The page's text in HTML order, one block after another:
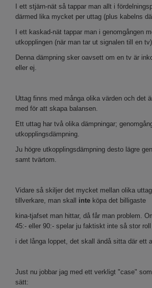
I ett stjärn-nät så tappar man allt i
därmed lika mycket per uttag (plus kabelns
I ett kaskad-nät tappar man i genomgången
utkopplingen (när man tar ut signalen till en
Denna dämpning sker oavsett om en tv är
eller ej.
Uttag finns med många olika värden och det
med för att skapa balansen.
Ett uttag har två olika dämpningar;
utkopplingsdämpning.
Ju högre utkopplingsdämpning desto lägre
samt tvärtom.
Vidare så skiljer det mycket mellan olika
tillverkare, man skall inte köpa det billigaste
kina-tjafset man hittar, då får man problem.
45:- eller 90:- spelar ju faktiskt inte så stor roll
i det långa loppet, det skall ändå sitta där ett
Just nu jobbar jag med ett verkligt "case"
sätt: